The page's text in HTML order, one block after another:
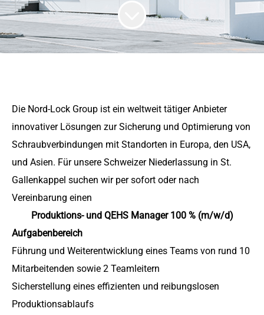
Die Nord-Lock Group ist ein weltweit tätiger Anbieter
innovativer Lösungen zur Sicherung und Optimierung von
Schraubverbindungen mit Standorten in Europa, den USA,
und Asien. Für unsere Schweizer Niederlassung in St.
Gallenkappel suchen wir per sofort oder nach
Vereinbarung einen
Produktions- und QEHS Manager 100 % (m/w/d)
Aufgabenbereich
Führung und Weiterentwicklung eines Teams von rund 10
Mitarbeitenden sowie 2 Teamleitern
Sicherstellung eines effizienten und reibungslosen
Produktionsablaufs